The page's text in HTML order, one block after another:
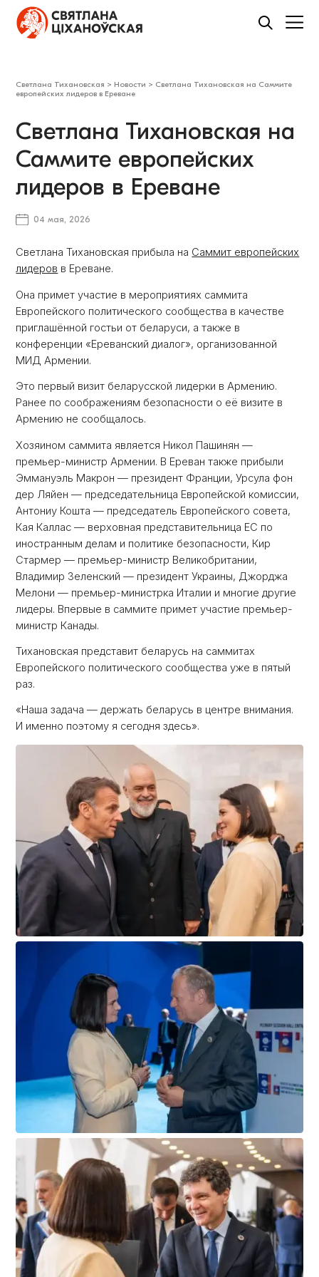
Светлана Тихановская > Новости > Светлана Тихановская на Саммите
европейских лидеров в Ереване
Светлана Тихановская на
Саммите европейских
лидеров в Ереване
04 мая, 2026
Светлана Тихановская прибыла на Саммит европейских
лидеров в Ереване.
Она примет участие в мероприятиях саммита
Европейского политического сообщества в качестве
приглашённой гостьи от беларуси, а также в
конференции «Ереванский диалог», организованной
МИД Армении.
Это первый визит беларусской лидерки в Армению.
Ранее по соображениям безопасности о её визите в
Армению не сообщалось.
Хозяином саммита является Никол Пашинян —
премьер-министр Армении. В Ереван также прибыли
Эммануэль Макрон — президент Франции, Урсула фон
дер Ляйен — председательница Европейской комиссии,
Антониу Кошта — председатель Европейского совета,
Кая Каллас — верховная представительница ЕС по
иностранным делам и политике безопасности, Кир
Стармер — премьер-министр Великобритании,
Владимир Зеленский — президент Украины, Джорджа
Мелони — премьер-министрка Италии и многие другие
лидеры. Впервые в саммите примет участие премьер-
министр Канады.
Тихановская представит беларусь на саммитах
Европейского политического сообщества уже в пятый
раз.
«Наша задача — держать беларусь в центре внимания.
И именно поэтому я сегодня здесь».